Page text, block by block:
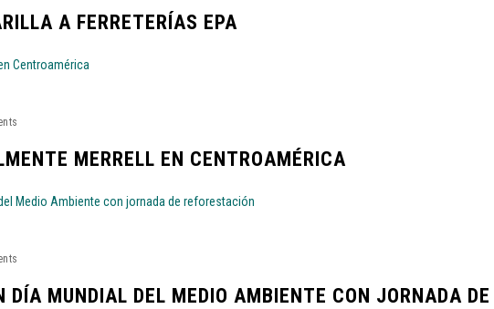
A FERRETERÍAS EPA
MERRELL EN CENTROAMÉRICA
DÍA MUNDIAL DEL MEDIO AMBIENTE CON JORNADA DE